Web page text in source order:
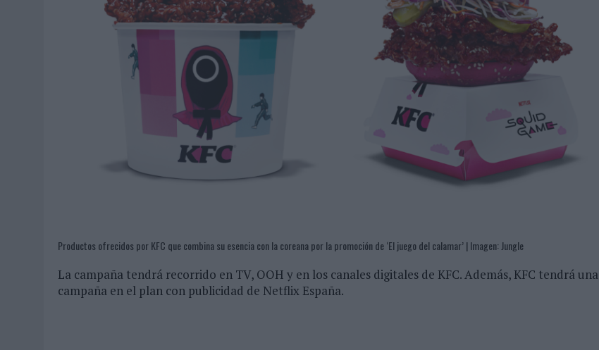
Productos ofrecidos por KFC que combina su esencia con la coreana por la promoción de ‘El juego del calamar’ | Imagen: Jungle
La campaña tendrá recorrido en TV, OOH y en los canales digitales de KFC. Además, KFC tendrá una
campaña en el plan con publicidad de Netflix España.